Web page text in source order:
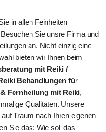
in allen Feinheiten
Sie unsre Firma und
an. Nicht einzig eine
bieten wir Ihnen beim
mit Reiki /
Behandlungen für
Fernheilung mit Reiki,
Qualitäten. Unsere
Traum nach Ihren eigenen
Sie das: Wie soll das